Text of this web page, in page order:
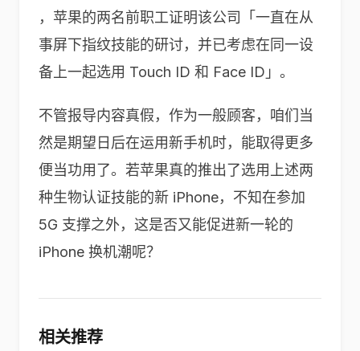
，苹果的两名前职工证明该公司「一直在从
事屏下指纹技能的研讨，并已考虑在同一设
备上一起选用 Touch ID 和 Face ID」。
不管报导内容真假，作为一般顾客，咱们当
然是期望日后在运用新手机时，能取得更多
便当功用了。若苹果真的推出了选用上述两
种生物认证技能的新 iPhone，不知在参加
5G 支撑之外，这是否又能促进新一轮的
iPhone 换机潮呢？
相关推荐